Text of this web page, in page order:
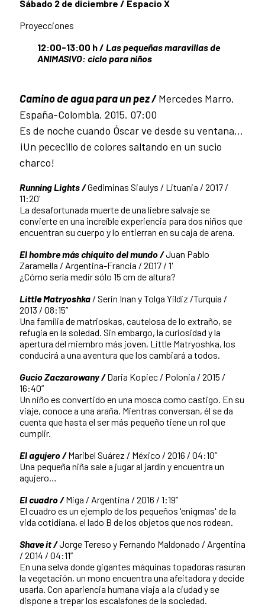
Sábado 2 de diciembre / Espacio X
Proyecciones
12:00-13:00 h / Las pequeñas maravillas de
ANIMASIVO: ciclo para niños
Camino de agua para un pez /Mercedes Marro.
España-Colombia. 2015. 07:00
Es de noche cuando Óscar ve desde su ventana...
¡Un pececillo de colores saltando en un sucio
charco!
Running Lights /Gediminas Siaulys / Lituania / 2017 /
11:20'
La desafortunada muerte de una liebre salvaje se
convierte en una increíble experiencia para dos niños que
encuentran su cuerpo y lo entierran en su caja de arena.
El hombre más chiquito del mundo /Juan Pablo
Zaramella / Argentina-Francia / 2017 / 1'
¿Cómo sería medir sólo 15 cm de altura?
Little Matryoshka / Serin Inan y Tolga Yildiz /Turquía /
2013 / 08:15”
Una familia de matrioskas, cautelosa de lo extraño, se
refugia en la soledad. Sin embargo, la curiosidad y la
apertura del miembro más joven, Little Matryoshka, los
conducirá a una aventura que los cambiará a todos.
Gucio Zaczarowany /Daria Kopiec / Polonia / 2015 /
16:40”
Un niño es convertido en una mosca como castigo. En su
viaje, conoce a una araña. Mientras conversan, él se da
cuenta que hasta el ser más pequeño tiene un rol que
cumplir.
El agujero /Maribel Suárez / México / 2016 / 04:10”
Una pequeña niña sale a jugar al jardín y encuentra un
agujero…
El cuadro /Miga / Argentina / 2016 / 1:19”
El cuadro es un ejemplo de los pequeños 'enigmas' de la
vida cotidiana, el lado B de los objetos que nos rodean.
Shave it /Jorge Tereso y Fernando Maldonado / Argentina
/ 2014 / 04:11”
En una selva donde gigantes máquinas topadoras rasuran
la vegetación, un mono encuentra una afeitadora y decide
usarla. Con apariencia humana viaja a la ciudad y se
dispone a trepar los escalafones de la sociedad.